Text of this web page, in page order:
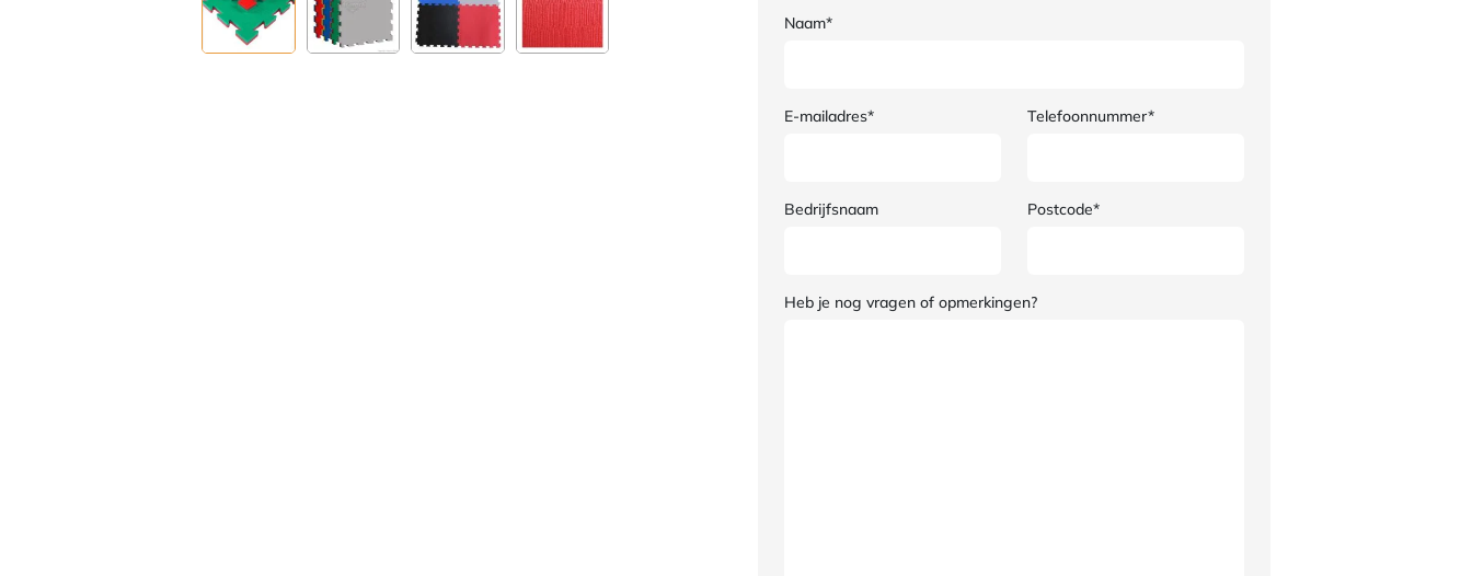
Naam*
E-mailadres* Telefoonnummer*
Bedrijfsnaam Postcode*
Heb je nog vragen of opmerkingen?